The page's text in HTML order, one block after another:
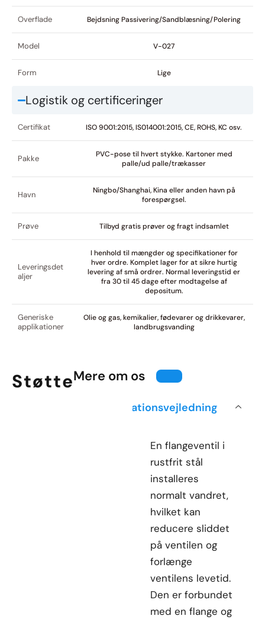
Overflade Bejdsning Passivering/Sandblæsning/Polering
Model V-027
Form Lige
Logistik og certificeringer
Certifikat ISO 9001:2015, IS014001:2015, CE, ROHS, KC osv.
Pakke
PVC-pose til hvert stykke. Kartoner med
palle/ud palle/trækasser
Havn
Ningbo/Shanghai, Kina eller anden havn på
forespørgsel.
Prøve Tilbyd gratis prøver og fragt indsamlet
Leveringsdet
aljer
I henhold til mængder og specifikationer for
hver ordre. Komplet lager for at sikre hurtig
levering af små ordrer. Normal leveringstid er
fra 30 til 45 dage efter modtagelse af
depositum.
Generiske
applikationer
Olie og gas, kemikalier, fødevarer og drikkevarer,
landbrugsvanding
StøtteMere om os
Installationsvejledning
En flangeventil i
rustfrit stål
installeres
normalt vandret,
hvilket kan
reducere sliddet
på ventilen og
forlænge
ventilens levetid.
Den er forbundet
med en flange og